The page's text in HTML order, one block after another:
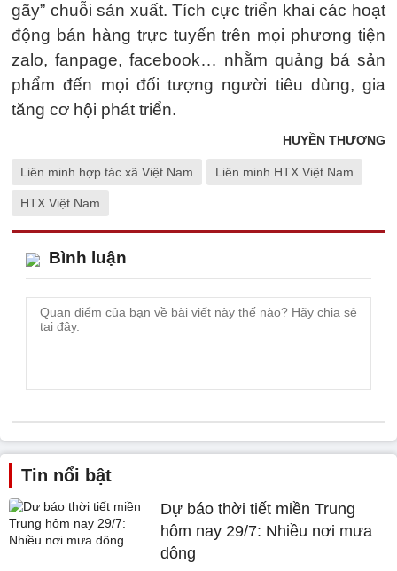
gãy” chuỗi sản xuất. Tích cực triển khai các hoạt
động bán hàng trực tuyến trên mọi phương tiện
zalo, fanpage, facebook… nhằm quảng bá sản
phẩm đến mọi đối tượng người tiêu dùng, gia
tăng cơ hội phát triển.
HUYỀN THƯƠNG
Liên minh hợp tác xã Việt Nam Liên minh HTX Việt Nam
HTX Việt Nam
Bình luận
Tin nổi bật
Dự báo thời tiết miền Trung
hôm nay 29/7: Nhiều nơi mưa
dông